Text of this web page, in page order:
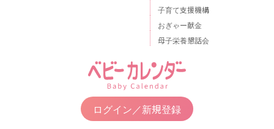
子育て支援機構
おぎゃー献金
母子栄養懇話会
ログイン／新規登録